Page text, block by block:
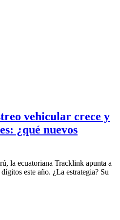
vehicular crece y
¿qué nuevos
la ecuatoriana Tracklink apunta a
este año. ¿La estrategia? Su